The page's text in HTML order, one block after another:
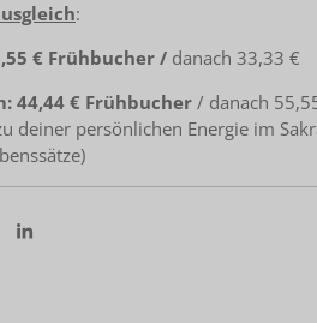
:
€ Frühbucher / danach 33,33 €
44,44 € Frühbucher/ danach
deiner persönlichen Energie im
T